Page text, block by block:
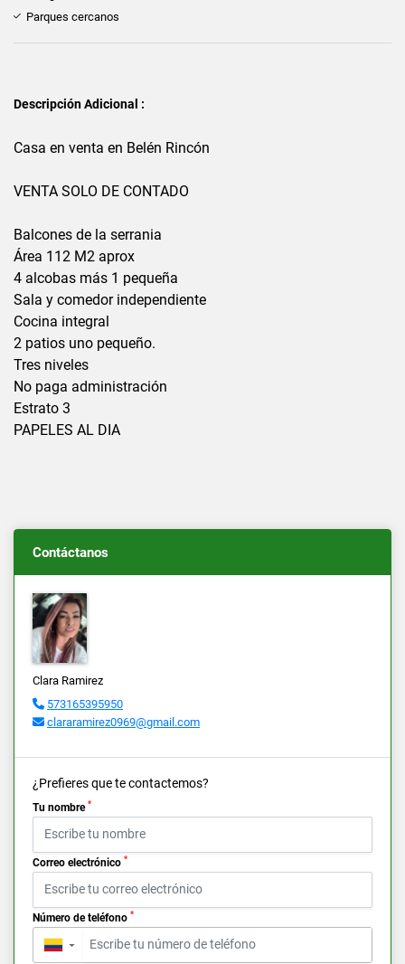
Parques cercanos
Descripción Adicional :
Casa en venta en Belén Rincón
VENTA SOLO DE CONTADO
Balcones de la serrania
Área 112 M2 aprox
4 alcobas más 1 pequeña
Sala y comedor independiente
Cocina integral
2 patios uno pequeño.
Tres niveles
No paga administración
Estrato 3
PAPELES AL DIA
Contáctanos
Clara Ramirez
573165395950
clararamirez0969@gmail.com
¿Prefieres que te contactemos?
Tu nombre *
Correo electrónico *
Número de teléfono *
▼